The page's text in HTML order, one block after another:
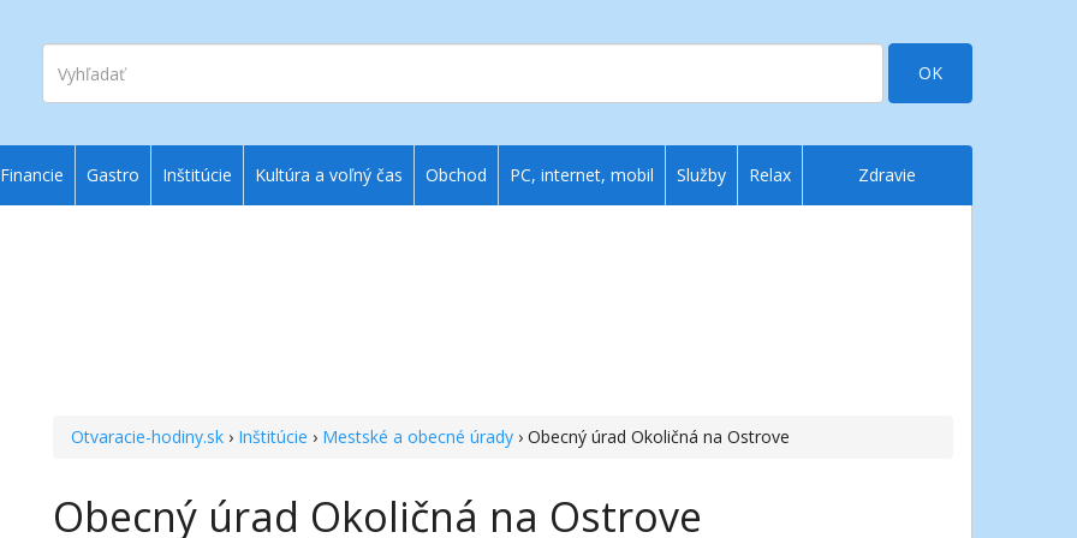
Vyhľadať
OK
Otvaracie-hodiny.sk › Inštitúcie › Mestské a obecné úrady › Obecný úrad Okoličná na Ostrove
Obecný úrad Okoličná na Ostrove
Financie Gastro Inštitúcie Kultúra a voľný čas Obchod PC, internet, mobil Služby Relax Zdravie